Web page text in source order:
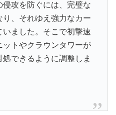
攻を防ぐには、完璧な
、それゆえ強力なカー
いました。そこで初撃速
トやクラウンタワーが
できるように調整しま